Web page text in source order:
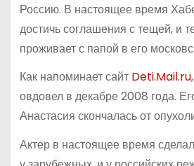
Россию. В настоящее время
достичь соглашения с тещей, и
проживает с папой в его
Как напоминает сайт Deti.Mail.ru
овдовел в декабре 2008 года.
Анастасия скончалась от
Актер в настоящее время